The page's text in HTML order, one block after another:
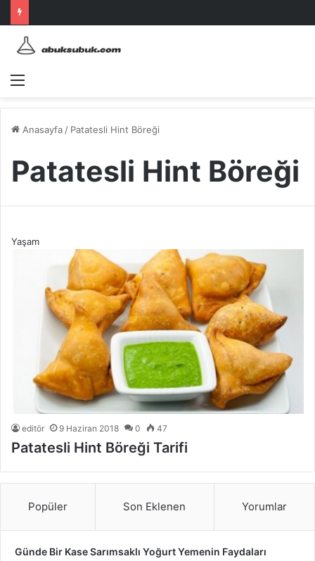
Menü
Anasayfa / Patatesli Hint Böreği
Patatesli Hint Böreği
Yaşam
editör 9 Haziran 2018 0 47
Patatesli Hint Böreği Tarifi
Popüler Son Eklenen Yorumlar
Günde Bir Kase Sarımsaklı Yoğurt Yemenin Faydaları